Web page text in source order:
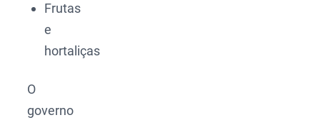
Frutas
e
hortaliças
O
governo